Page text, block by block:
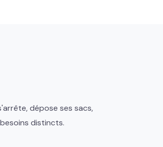
dépose ses sacs,
distincts.